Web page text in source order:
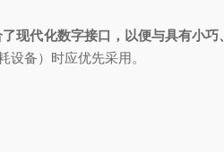
现代化数字接口，以便与具有小巧
设备）时应优先采用。